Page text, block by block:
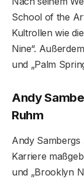
School of the
Kultrollen wie
Nine“.
und „Palm
Andy
Ruhm
Andy Sambergs
Karriere
und „Brooklyn